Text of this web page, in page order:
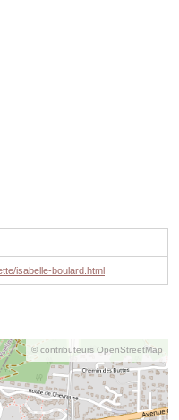
isabelle-boulard.html
© contributeurs OpenStreetMap